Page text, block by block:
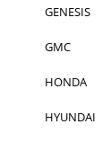
GENESIS
GMC
HONDA
HYUNDAI